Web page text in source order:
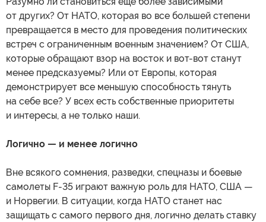
от других? От НАТО, которая во все большей степени
превращается в место для проведения политических
встреч с ограниченным военным значением? От США,
которые обращают взор на восток и вот-вот станут
менее предсказуемы? Или от Европы, которая
демонстрирует все меньшую способность тянуть
на себе все? У всех есть собственные приоритеты
и интересы, а не только наши.
Логично — и менее логично
Вне всякого сомнения, разведки, спецназы и боевые
самолеты F-35 играют важную роль для НАТО, США —
и Норвегии. В ситуации, когда НАТО станет нас
защищать с самого первого дня, логично делать ставку